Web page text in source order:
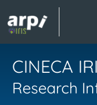
CINECA
Research